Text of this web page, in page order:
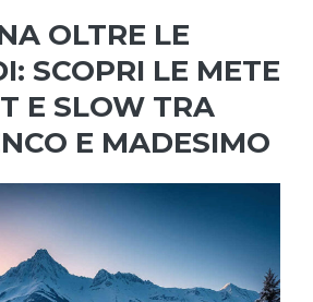
OLTRE LE
SCOPRI LE METE
E SLOW TRA
E MADESIMO